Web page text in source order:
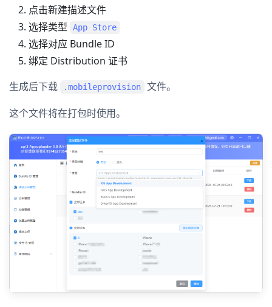
点击新建描述文件
选择类型
App Store
选择对应 Bundle ID
绑定 Distribution 证书
生成后下载
.mobileprovision
文件。
这个文件将在打包时使用。